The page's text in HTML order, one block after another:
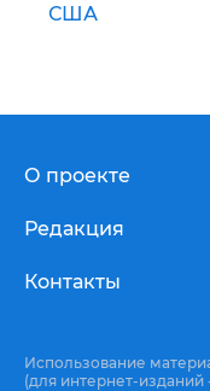
США
О проекте
Редакция
Контакты
Использование
(для интернет-изданий